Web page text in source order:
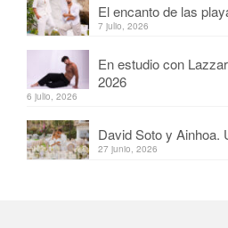
El encanto de las
7 julio, 2026
En estudio con
2026
6 julio, 2026
David Soto y Ainhoa.
27 junio, 2026